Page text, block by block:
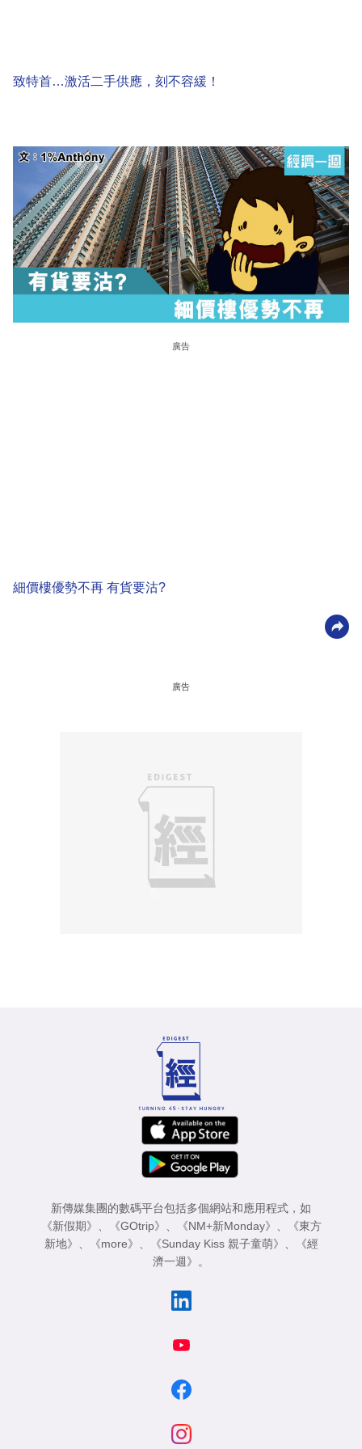
致特首…激活二手供應，刻不容緩！
廣告
細價樓優勢不再 有貨要沽?
廣告
新傳媒集團的數碼平台包括多個網站和應用程式，如
《新假期》 、 《GOtrip》 、 《NM+新Monday》 、
《東方
新地》 、 《more》 、 《Sunday Kiss 親子童萌》 、
《經
濟一週》 。